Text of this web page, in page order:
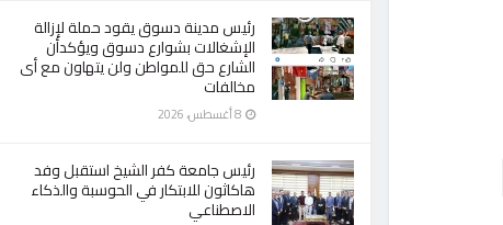
رئيس مدينة دسوق يقود حملة لإزالة
الإشغالات بشوارع دسوق ويؤكدأن
الشارع حق للمواطن ولن يتهاون مع أى
مخالفات
رئيس جامعة كفر الشيخ استقبل وفد
هاكاثون للابتكار في الحوسبة والذكاء
الاصطناعي